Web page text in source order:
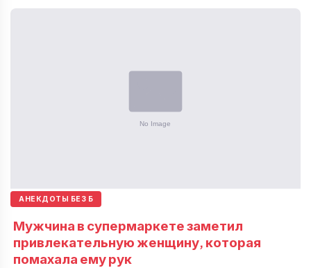
АНЕКДОТЫ БЕЗ Б
Мужчина в супермаркете заметил
привлекательную женщину, которая
помахала ему рук